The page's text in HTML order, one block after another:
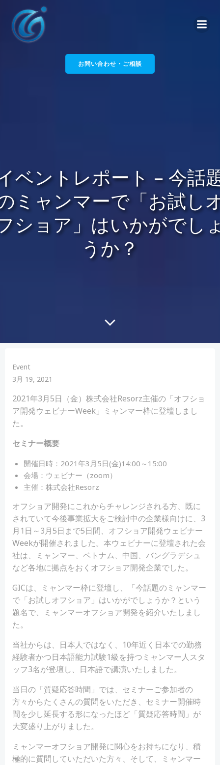
ツ
へ
ス
お問い合わせ・ご相談
ベントレポート – 今話
ミャンマーで「お試し
ショア」はいかがでし
うか？
Event
3月 19, 2021
2021年3月5日（金）株式会社Resorz主催の「オフショ
ア開発ウェビナーWeek」ミャンマー枠に登壇しまし
た。
セミナー概要
開催日時：2021年3月5日(金)14:00～15:00
会場：ウェビナー（zoom）
主催：株式会社Resorz
オフショア開発にこれからチャレンジされる方、既に
されていて今後事業拡大をご検討中の企業様向けに、3
月1日～3月5日まで5日間、オフショア開発ウェビナー
Weekが開催されました。本ウェビナーに登壇された会
社は、ミャンマー、ベトナム、中国、バングラデシュ
など各地に拠点をおくオフショア開発企業でした。
GICは、ミャンマー枠に登壇し、「今話題のミャンマー
で「お試しオフショア」はいかがでしょうか？という
題名で、ミャンマーオフショア開発を紹介いたしまし
た。
当社からは、日本人ではなく、10年近く日本での勤務
経験者かつ日本語能力試験1級を持つミャンマー人スタ
ッフ3名が登壇し、日本語で講演いたしました。
当日の「質疑応答時間」では、セミナーご参加者の
方々からたくさんの質問をいただき、セミナー開催時
間を少し延長する形になったほど「質疑応答時間」が
大変盛り上がりました。
ミャンマーオフショア開発に関心をお持ちになり、積
極的に質問していただいた方々、そして、ミャンマー